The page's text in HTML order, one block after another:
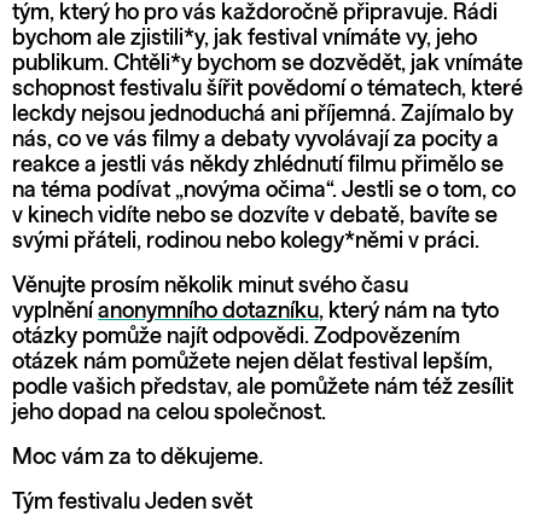
tým, který ho pro vás každoročně připravuje. Rádi
bychom ale zjistili*y, jak festival vnímáte vy, jeho
publikum. Chtěli*y bychom se dozvědět, jak vnímáte
schopnost festivalu šířit povědomí o tématech, které
leckdy nejsou jednoduchá ani příjemná. Zajímalo by
nás, co ve vás filmy a debaty vyvolávají za pocity a
reakce a jestli vás někdy zhlédnutí filmu přimělo se
na téma podívat „novýma očima“. Jestli se o tom, co
v kinech vidíte nebo se dozvíte v debatě, bavíte se
svými přáteli, rodinou nebo kolegy*němi v práci.
Věnujte prosím několik minut svého času
vyplnění anonymního dotazníku, který nám na tyto
otázky pomůže najít odpovědi. Zodpovězením
otázek nám pomůžete nejen dělat festival lepším,
podle vašich představ, ale pomůžete nám též zesílit
jeho dopad na celou společnost.
Moc vám za to děkujeme.
Tým festivalu Jeden svět